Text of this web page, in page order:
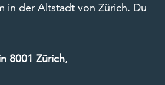
in der Altstadt von Zürich. Du
8001 Zürich,